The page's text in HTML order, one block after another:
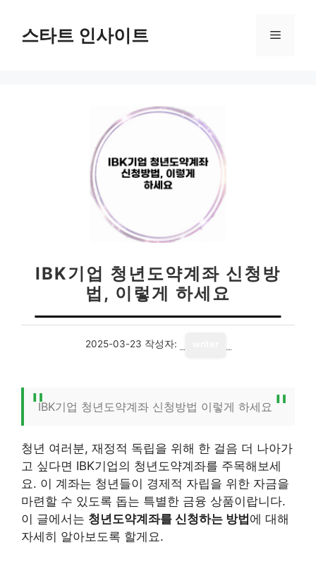
스타트 인사이트 메
IBK기업 청년도약계좌 신청방
법, 이렇게 하세요
2025-03-23 작성자:
IBK기업 청년도약계좌 신청방법 이렇게 하세요
청년 여러분, 재정적 독립을 위해 한 걸음 더 나아가
고 싶다면 IBK기업의 청년도약계좌를 주목해보세
요. 이 계좌는 청년들이 경제적 자립을 위한 자금을
마련할 수 있도록 돕는 특별한 금융 상품이랍니다.
이 글에서는 청년도약계좌를 신청하는 방법 에 대해
자세히 알아보도록 할게요.